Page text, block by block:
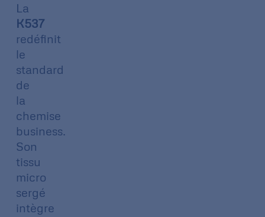
La
K537
redéfinit
le
standard
de
la
chemise
business.
Son
tissu
micro
sergé
intègre